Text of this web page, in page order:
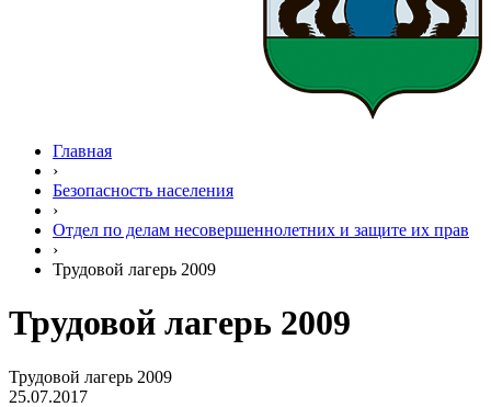
Главная
›
Безопасность населения
›
Отдел по делам несовершеннолетних и защите их прав
›
Трудовой лагерь 2009
Трудовой лагерь 2009
Трудовой лагерь 2009
25.07.2017